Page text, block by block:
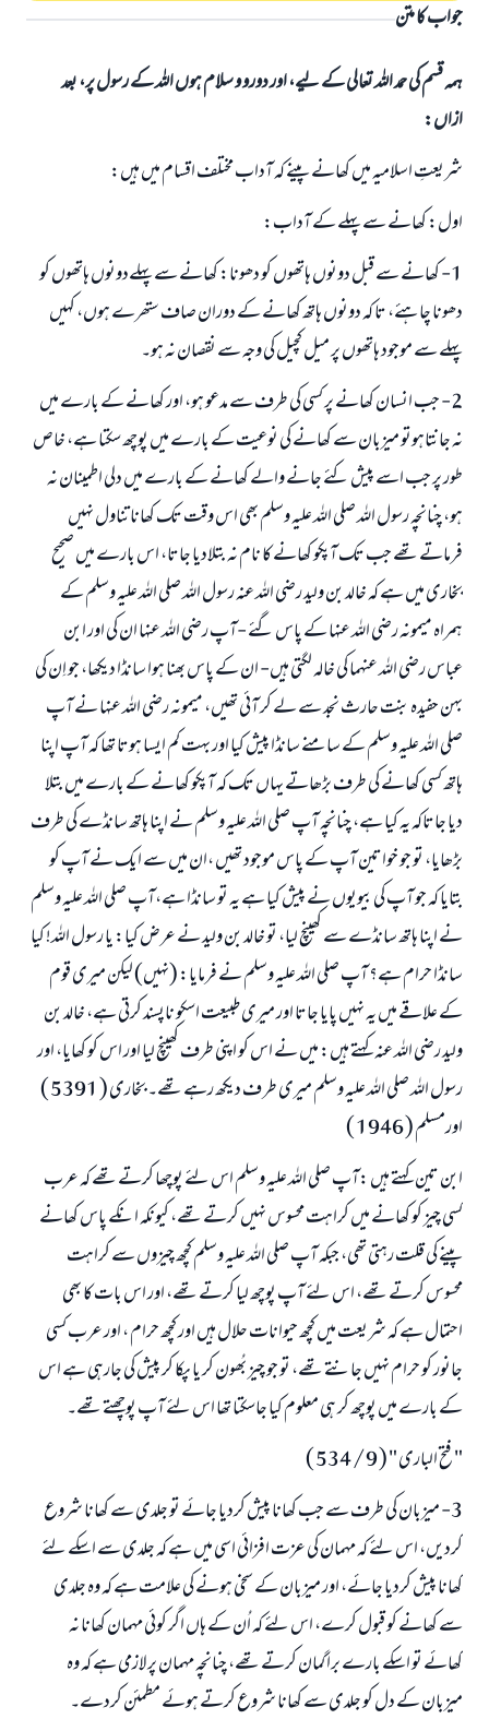
جواب کا متن
ہمہ قسم کی حمد اللہ تعالی کے لیے، اور دورو و سلام ہوں اللہ کے رسول پر، بعد
ازاں:
شریعتِ اسلامیہ میں کھانے پینے کہ آداب مختلف اقسام میں ہیں:
اول: کھانے سے پہلے کے آداب:
1- کھانے سے قبل دونوں ہاتھوں کو دھونا: کھانے سے پہلےدونوں ہاتھوں کو
دھونا چاہئے، تا کہ دونوں ہاتھ کھانے کے دوران صاف ستھرے ہوں، کہیں
پہلے سے موجود ہاتھوں پر میل کچیل کی وجہ سے نقصان نہ ہو۔
2- جب انسان کھانے پر کسی کی طرف سے مدعو ہو، اور کھانے کے بارے میں
نہ جانتاہوتو میزبان سے کھانے کی نوعیت کے بارے میں پوچھ سکتا ہے، خاص
طور پر جب اسے پیش کئے جانے والے کھانے کے بارے میں دلی اطمینان نہ
ہو، چنانچہ رسول اللہ صلی اللہ علیہ وسلم بھی اس وقت تک کھانا تناول نہیں
فرماتے تھے جب تک آپکو کھانے کا نام نہ بتلادیا جاتا، اس بارے میں صحیح
بخاری میں ہے کہ خالد بن ولید رضی اللہ عنہ رسول اللہ صلی اللہ علیہ وسلم کے
ہمراہ میمونہ رضی اللہ عنہا کے پاس گئے -آپ رضی اللہ عنہا ان کی اور ابن
عباس رضی اللہ عنہما کی خالہ لگتی ہیں- ان کے پاس بھنا ہوا سانڈا دیکھا، جو اِن کی
بہن حفیدہ بنت حارث نجد سے لے کر آئی تھیں، میمونہ رضی اللہ عنہا نے آپ
صلی اللہ علیہ وسلم کے سامنے سانڈا پیش کیا اور بہت کم ایسا ہوتا تھا کہ آپ اپنا
ہاتھ کسی کھانے کی طرف بڑھاتے یہاں تک کہ آپکو کھانے کے بارے میں بتلا
دیا جاتاکہ یہ کیا ہے، چنانچہ آپ صلی اللہ علیہ وسلم نے اپنا ہاتھ سانڈے کی طرف
بڑھایا، تو جو خواتین آپ کے پاس موجود تھیں ،ان میں سے ایک نے آپ کو
بتایا کہ جو آپ کی بیویوں نے پیش کیا ہے یہ تو سانڈا ہے،آپ صلی اللہ علیہ وسلم
نے اپنا ہاتھ سانڈے سے کھینچ لیا، تو خالد بن ولید نے عرض کیا: یا رسول اللہ! کیا
سانڈا حرام ہے؟ آپ صلی اللہ علیہ وسلم نے فرمایا: (نہیں) لیکن میری قوم
کے علاقے میں یہ نہیں پایا جاتا اور میری طبیعت اسکو ناپسند کرتی ہے، خالد بن
ولید رضی اللہ عنہ کہتے ہیں: میں نے اس کو اپنی طرف کھینچ لیا اور اس کو کھایا، اور
رسول اللہ صلی اللہ علیہ وسلم میری طر ف دیکھ رہے تھے۔ بخاری ( 5391 )
اورمسلم ( 1946 )
ابن تین کہتے ہیں :آپ صلی اللہ علیہ وسلم اس لئے پوچھا کرتے تھے کہ عرب
کسی چیز کو کھانے میں کراہت محسوس نہیں کرتے تھے، کیونکہ انکے پاس کھانے
پینے کی قلت رہتی تھی، جبکہ آپ صلی اللہ علیہ وسلم کچھ چیزوں سے کراہت
محسوس کرتے تھے، اس لئے آپ پوچھ لیا کرتے تھے، اور اس بات کا بھی
احتمال ہے کہ شریعت میں کچھ حیوانات حلال ہیں اور کچھ حرام ، اور عرب کسی
جانور کو حرام نہیں جانتے تھے، تو جو چیز بُھون کر یا پکا کر پیش کی جارہی ہے اس
کے بارے میں پوچھ کر ہی معلوم کیا جاسکتا تھا اس لئے آپ پوچھتے تھے۔
" فتح الباری " ( 9 / 534 )
3- میزبان کی طرف سے جب کھانا پیش کردیا جائے تو جلدی سے کھانا شروع
کردیں، اس لئے کہ مہمان کی عزت افزائی اسی میں ہے کہ جلدی سے اسکے لئے
کھانا پیش کردیا جائے، اور میزبان کے سخی ہونے کی علامت ہے کہ وہ جلدی
سے کھانے کو قبول کرے، اس لئے کہ اُن کے ہاں اگر کوئی مہمان کھانا نہ
کھائے تو اسکے بارے برا گمان کرتے تھے، چنانچہ مہمان پر لازمی ہے کہ وہ
میزبان کے دل کو جلدی سے کھانا شروع کرتے ہوئے مطمئن کردے۔